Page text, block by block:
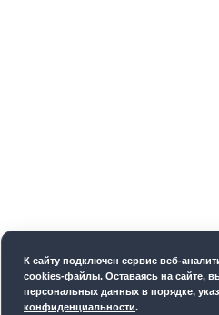
К cайту подключен сервис веб-
cookies-файлы. Оставаясь на сайте,
персональных данных в порядке,
конфиденциальности.